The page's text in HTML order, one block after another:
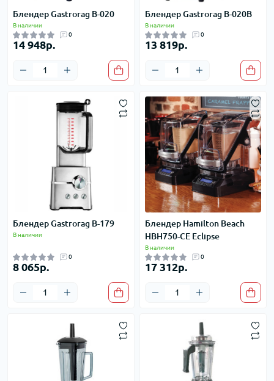
Блендер Gastrorag B-020
В наличии
0
14 948р.
Блендер Gastrorag B-020B
В наличии
0
13 819р.
Блендер Gastrorag B-179
В наличии
0
8 065р.
Блендер Hamilton Beach
HBH750-CE Eclipse
В наличии
0
17 312р.